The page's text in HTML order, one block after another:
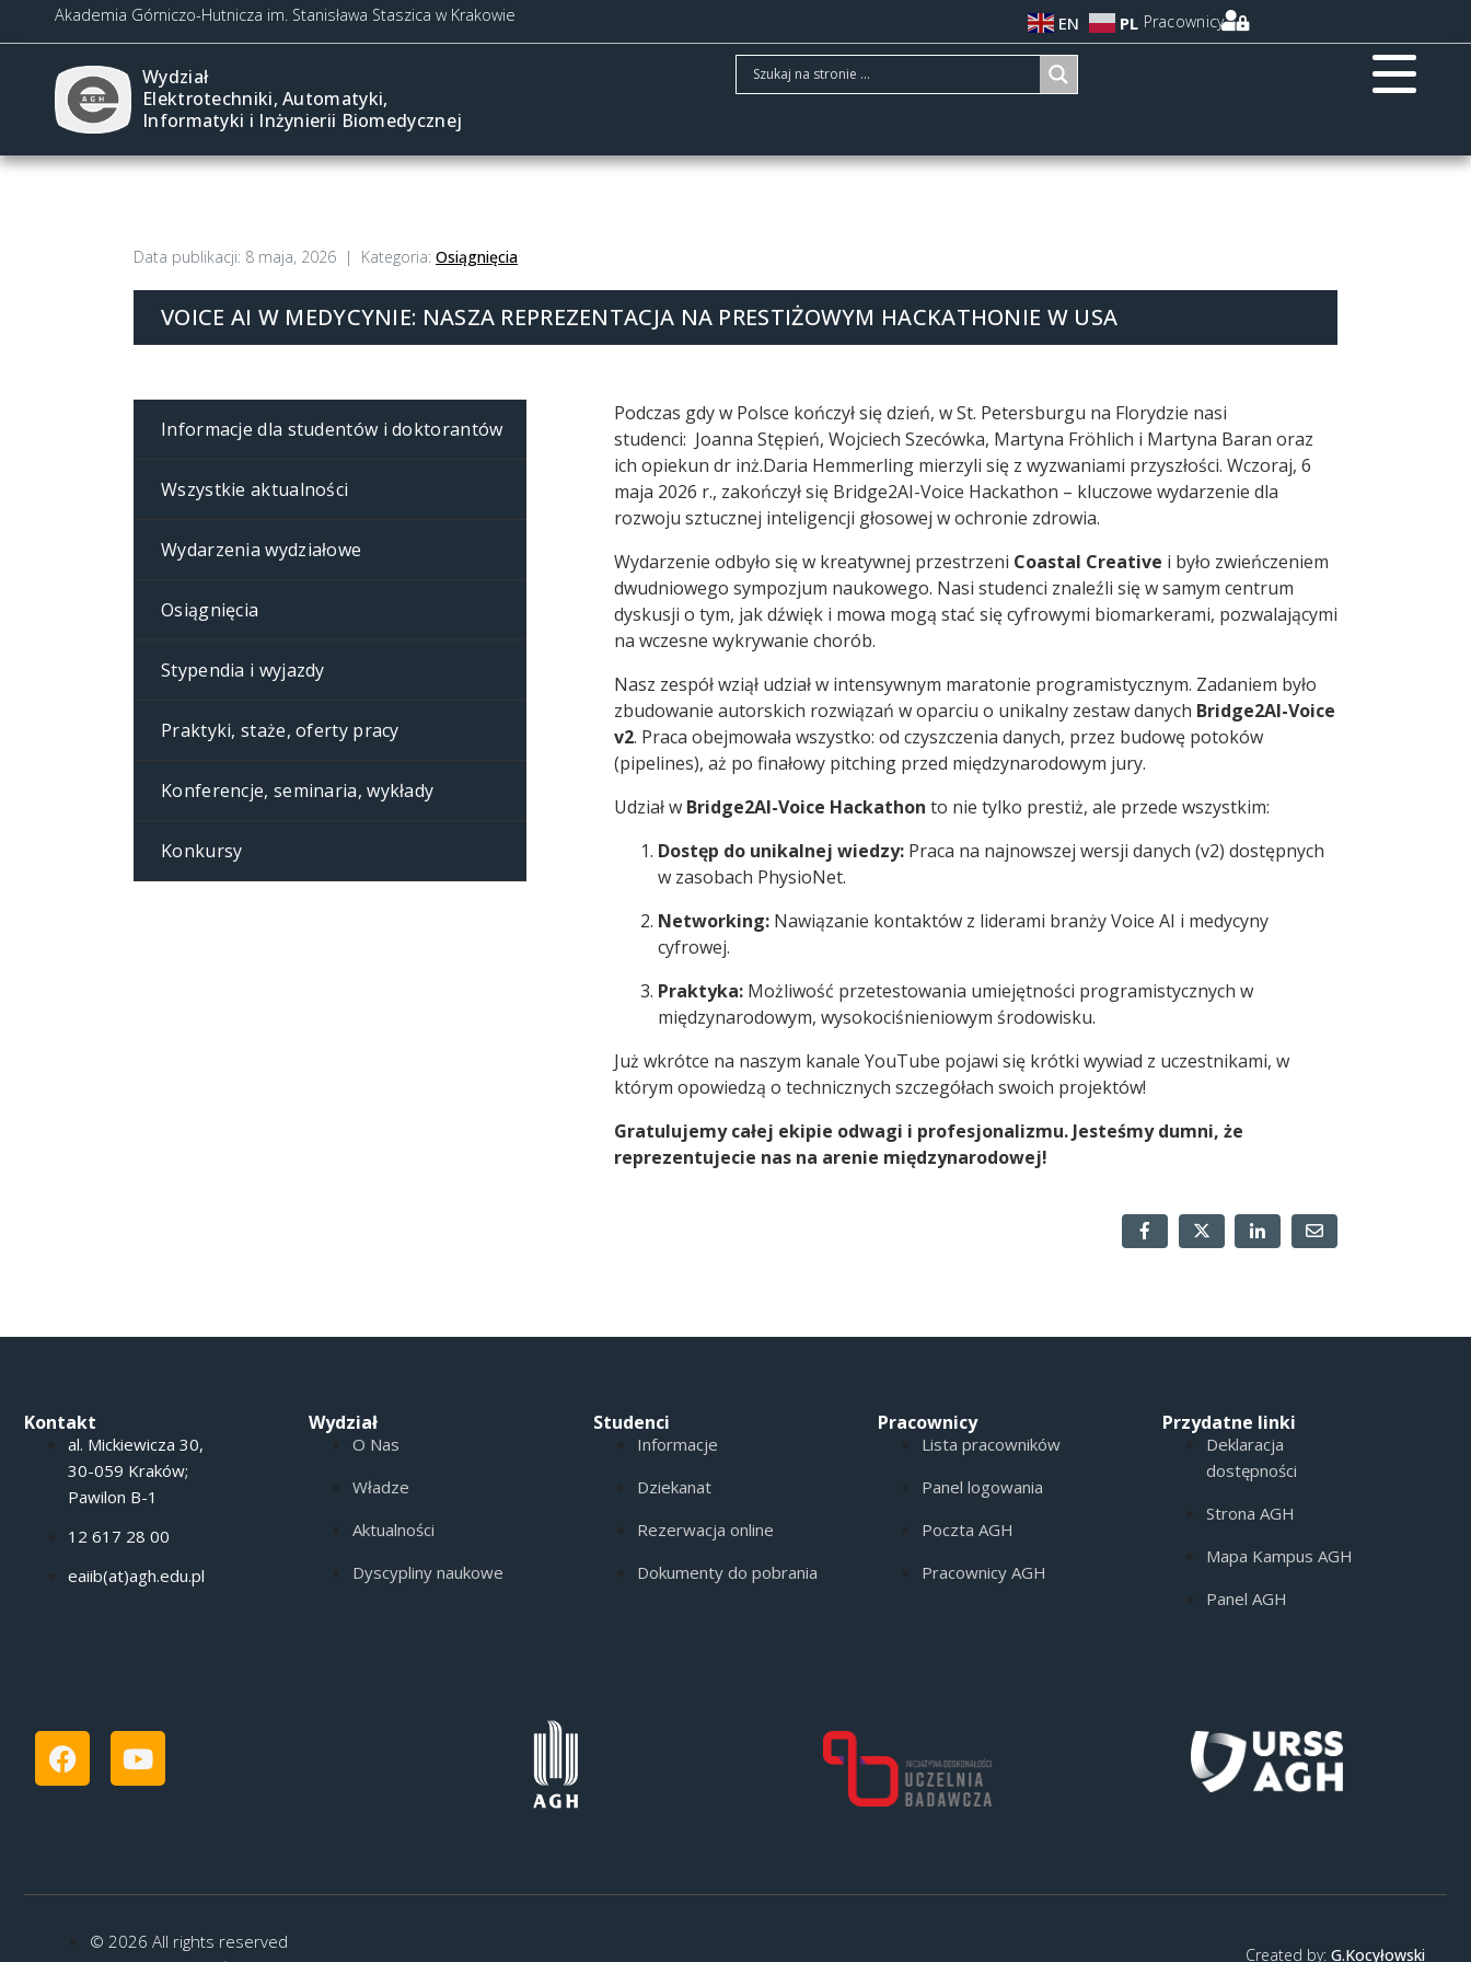
Akademia Górniczo-Hutnicza im. Stanisława Staszica w Krakowie EN PL Pracownicy
Wydział
Elektrotechniki, Automatyki,
Informatyki i Inżynierii Biomedycznej
Data publikacji: 8 maja, 2026 Kategoria: Osiągnięcia
VOICE AI W MEDYCYNIE: NASZA REPREZENTACJA NA PRESTIŻOWYM HACKATHONIE W USA
Informacje dla studentów i doktorantów
Wszystkie aktualności
Wydarzenia wydziałowe
Osiągnięcia
Stypendia i wyjazdy
Praktyki, staże, oferty pracy
Konferencje, seminaria, wykłady
Konkursy
Podczas gdy w Polsce kończył się dzień, w St. Petersburgu na Florydzie nasi
studenci: Joanna Stępień, Wojciech Szecówka, Martyna Fröhlich i Martyna Baran oraz
ich opiekun dr inż.Daria Hemmerlingmierzyli się z wyzwaniami przyszłości. Wczoraj, 6
maja 2026 r., zakończył się Bridge2AI-Voice Hackathon – kluczowe wydarzenie dla
rozwoju sztucznej inteligencji głosowej w ochronie zdrowia.
Wydarzenie odbyło się w kreatywnej przestrzeni Coastal Creative i było zwieńczeniem
dwudniowego sympozjum naukowego. Nasi studenci znaleźli się w samym centrum
dyskusji o tym, jak dźwięk i mowa mogą stać się cyfrowymi biomarkerami, pozwalającymi
na wczesne wykrywanie chorób.
Nasz zespół wziął udział w intensywnym maratonie programistycznym. Zadaniem było
zbudowanie autorskich rozwiązań w oparciu o unikalny zestaw danych Bridge2AI-Voice
v2. Praca obejmowała wszystko: od czyszczenia danych, przez budowę potoków
(pipelines), aż po finałowy pitching przed międzynarodowym jury.
Udział w Bridge2AI-Voice Hackathon to nie tylko prestiż, ale przede wszystkim:
Dostęp do unikalnej wiedzy:Praca na najnowszej wersji danych (v2) dostępnych
w zasobach PhysioNet.
Networking:Nawiązanie kontaktów z liderami branży Voice AI i medycyny
cyfrowej.
Praktyka:Możliwość przetestowania umiejętności programistycznych w
międzynarodowym, wysokociśnieniowym środowisku.
Już wkrótce na naszym kanale YouTube pojawi się krótki wywiad z uczestnikami, w
którym opowiedzą o technicznych szczegółach swoich projektów!
Gratulujemy całej ekipie odwagi i profesjonalizmu. Jesteśmy dumni, że
reprezentujecie nas na arenie międzynarodowej!
Kontakt
al. Mickiewicza 30,
30-059 Kraków;
Pawilon B-1
12 617 28 00
eaiib(at)agh.edu.pl
Wydział
O Nas
Władze
Aktualności
Dyscypliny naukowe
Studenci
Informacje
Dziekanat
Rezerwacja online
Dokumenty do pobrania
Pracownicy
Lista pracowników
Panel logowania
Poczta AGH
Pracownicy AGH
Przydatne linki
Deklaracja
dostępności
Strona AGH
Mapa Kampus AGH
Panel AGH
© 2026 All rights reserved
Created by: G.Kocyłowski